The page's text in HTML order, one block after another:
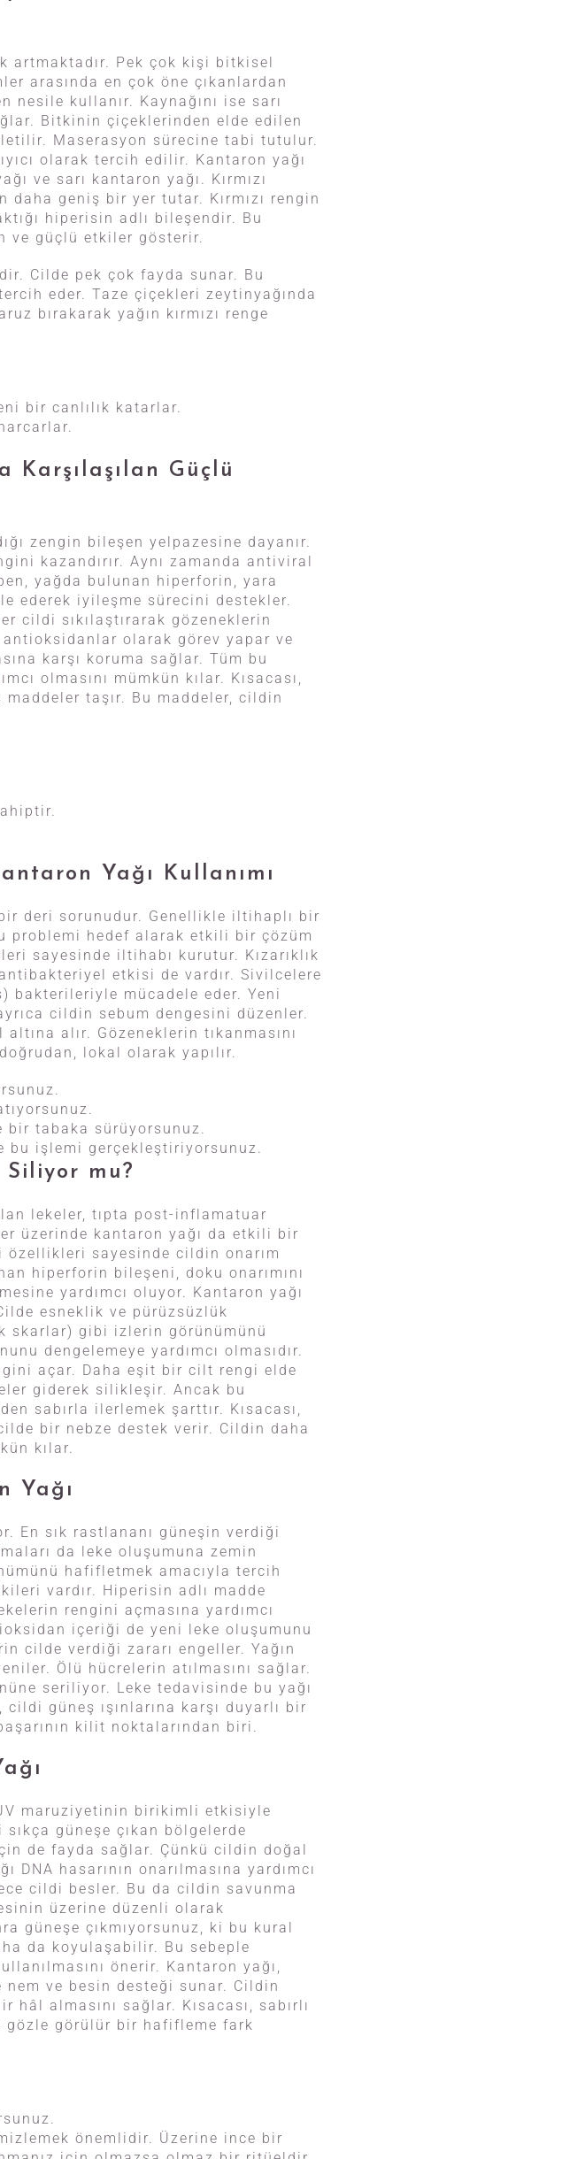
artmaktadır. Pek çok kişi bitkisel
arasında en çok öne çıkanlardan
nesile kullanır. Kaynağını ise sarı
Bitkinin çiçeklerinden elde edilen
Maserasyon sürecine tabi tutulur.
olarak tercih edilir. Kantaron yağı
ve sarı kantaron yağı. Kırmızı
daha geniş bir yer tutar. Kırmızı rengin
hiperisin adlı bileşendir. Bu
ve güçlü etkiler gösterir.
Cilde pek çok fayda sunar. Bu
eder. Taze çiçekleri zeytinyağında
bırakarak yağın kırmızı renge
bir canlılık katarlar.
Karşılaşılan Güçlü
zengin bileşen yelpazesine dayanır.
kazandırır. Aynı zamanda antiviral
yağda bulunan hiperforin, yara
ederek iyileşme sürecini destekler.
cildi sıkılaştırarak gözeneklerin
olarak görev yapar ve
karşı koruma sağlar. Tüm bu
olmasını mümkün kılar. Kısacası,
taşır. Bu maddeler, cildin
Yağı Kullanımı
deri sorunudur. Genellikle iltihaplı bir
problemi hedef alarak etkili bir çözüm
sayesinde iltihabı kurutur. Kızarıklık
etkisi de vardır. Sivilcelere
bakterileriyle mücadele eder. Yeni
cildin sebum dengesini düzenler.
alır. Gözeneklerin tıkanmasını
lokal olarak yapılır.
bir tabaka sürüyorsunuz.
bu işlemi gerçekleştiriyorsunuz.
mu?
lekeler, tıpta post-inflamatuar
üzerinde kantaron yağı da etkili bir
özellikleri sayesinde cildin onarım
hiperforin bileşeni, doku onarımını
yardımcı oluyor. Kantaron yağı
esneklik ve pürüzsüzlük
skarlar) gibi izlerin görünümünü
dengelemeye yardımcı olmasıdır.
açar. Daha eşit bir cilt rengi elde
giderek silikleşir. Ancak bu
sabırla ilerlemek şarttır. Kısacası,
bir nebze destek verir. Cildin daha
kılar.
Yağı
En sık rastlananı güneşin verdiği
da leke oluşumuna zemin
hafifletmek amacıyla tercih
vardır. Hiperisin adlı madde
rengini açmasına yardımcı
içeriği de yeni leke oluşumunu
cilde verdiği zararı engeller. Yağın
Ölü hücrelerin atılmasını sağlar.
seriliyor. Leke tedavisinde bu yağı
güneş ışınlarına karşı duyarlı bir
kilit noktalarından biri.
maruziyetinin birikimli etkisiyle
güneşe çıkan bölgelerde
de fayda sağlar. Çünkü cildin doğal
hasarının onarılmasına yardımcı
cildi besler. Bu da cildin savunma
üzerine düzenli olarak
güneşe çıkmıyorsunuz, ki bu kural
da koyulaşabilir. Bu sebeple
önerir. Kantaron yağı,
nem ve besin desteği sunar. Cildin
hâl almasını sağlar. Kısacası, sabırlı
gözle görülür bir hafifleme fark
önemlidir. Üzerine ince bir